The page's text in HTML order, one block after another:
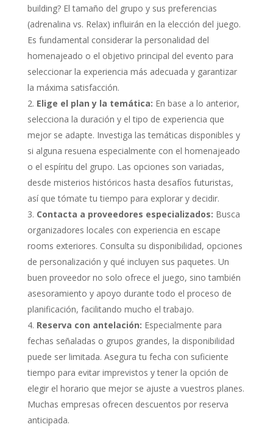
building? El tamaño del grupo y sus preferencias
(adrenalina vs. Relax) influirán en la elección del juego.
Es fundamental considerar la personalidad del
homenajeado o el objetivo principal del evento para
seleccionar la experiencia más adecuada y garantizar
la máxima satisfacción.
Elige el plan y la temática: En base a lo anterior,
selecciona la duración y el tipo de experiencia que
mejor se adapte. Investiga las temáticas disponibles y
si alguna resuena especialmente con el homenajeado
o el espíritu del grupo. Las opciones son variadas,
desde misterios históricos hasta desafíos futuristas,
así que tómate tu tiempo para explorar y decidir.
Contacta a proveedores especializados: Busca
organizadores locales con experiencia en escape
rooms exteriores. Consulta su disponibilidad, opciones
de personalización y qué incluyen sus paquetes. Un
buen proveedor no solo ofrece el juego, sino también
asesoramiento y apoyo durante todo el proceso de
planificación, facilitando mucho el trabajo.
Reserva con antelación: Especialmente para
fechas señaladas o grupos grandes, la disponibilidad
puede ser limitada. Asegura tu fecha con suficiente
tiempo para evitar imprevistos y tener la opción de
elegir el horario que mejor se ajuste a vuestros planes.
Muchas empresas ofrecen descuentos por reserva
anticipada.